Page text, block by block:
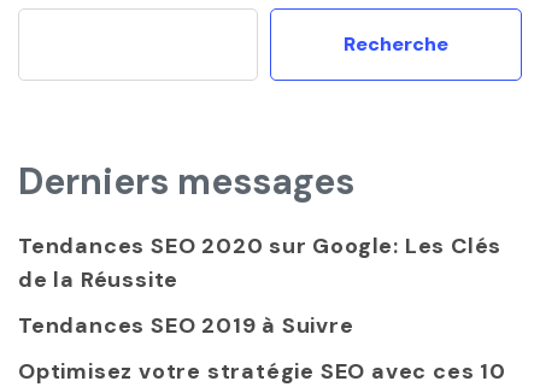
Recherche
Derniers messages
Tendances SEO 2020 sur Google: Les Clés
de la Réussite
Tendances SEO 2019 à Suivre
Optimisez votre stratégie SEO avec ces 10